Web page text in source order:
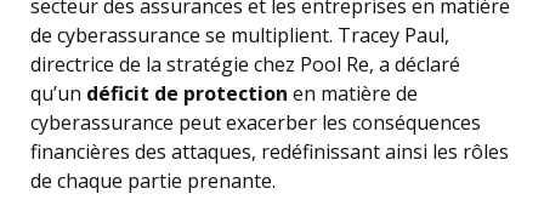
secteur des assurances et les entreprises en matière
de cyberassurance se multiplient. Tracey Paul,
directrice de la stratégie chez Pool Re, a déclaré
qu’un déficit de protection en matière de
cyberassurance peut exacerber les conséquences
financières des attaques, redéfinissant ainsi les rôles
de chaque partie prenante.